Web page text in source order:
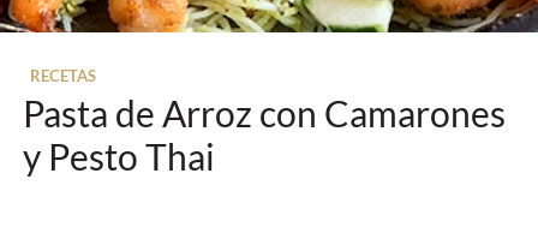
RECETAS
Pasta de Arroz con Camarones
y Pesto Thai